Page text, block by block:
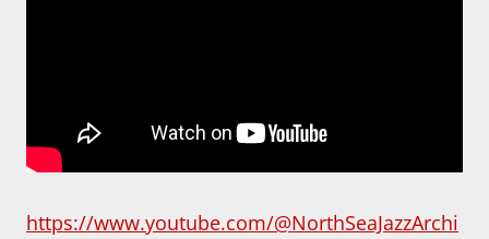
https://www.youtube.com/@NorthSeaJazzArchi